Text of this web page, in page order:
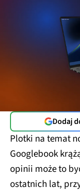
Dodaj
Plotki na temat
Googlebook
opinii może to
ostatnich lat,